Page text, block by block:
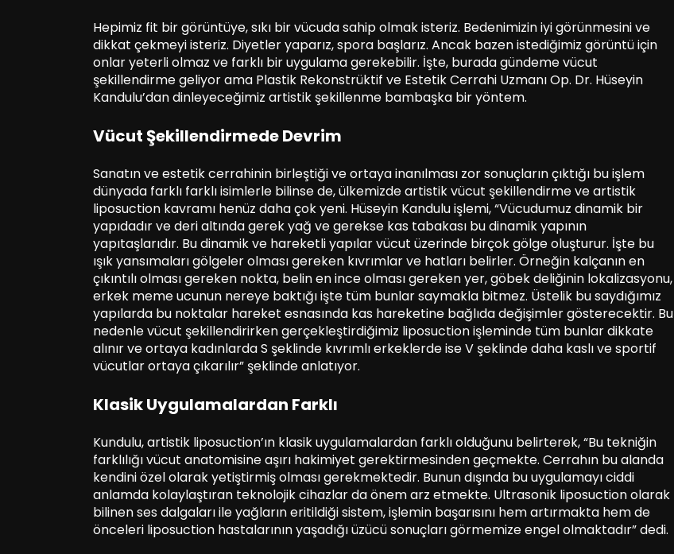
Hepimiz fit bir görüntüye, sıkı bir vücuda sahip olmak isteriz. Bedenimizin iyi görünmesini ve
dikkat çekmeyi isteriz. Diyetler yaparız, spora başlarız. Ancak bazen istediğimiz görüntü için
onlar yeterli olmaz ve farklı bir uygulama gerekebilir. İşte, burada gündeme vücut
şekillendirme geliyor ama Plastik Rekonstrüktif ve Estetik Cerrahi Uzmanı Op. Dr. Hüseyin
Kandulu’dan dinleyeceğimiz artistik şekillenme bambaşka bir yöntem.
Vücut Şekillendirmede Devrim
Sanatın ve estetik cerrahinin birleştiği ve ortaya inanılması zor sonuçların çıktığı bu işlem
dünyada farklı farklı isimlerle bilinse de, ülkemizde artistik vücut şekillendirme ve artistik
liposuction kavramı henüz daha çok yeni. Hüseyin Kandulu işlemi, “Vücudumuz dinamik bir
yapıdadır ve deri altında gerek yağ ve gerekse kas tabakası bu dinamik yapının
yapıtaşlarıdır. Bu dinamik ve hareketli yapılar vücut üzerinde birçok gölge oluşturur. İşte bu
ışık yansımaları gölgeler olması gereken kıvrımlar ve hatları belirler. Örneğin kalçanın en
çıkıntılı olması gereken nokta, belin en ince olması gereken yer, göbek deliğinin lokalizasyonu,
erkek meme ucunun nereye baktığı işte tüm bunlar saymakla bitmez. Üstelik bu saydığımız
yapılarda bu noktalar hareket esnasında kas hareketine bağlıda değişimler gösterecektir. Bu
nedenle vücut şekillendirirken gerçekleştirdiğimiz liposuction işleminde tüm bunlar dikkate
alınır ve ortaya kadınlarda S şeklinde kıvrımlı erkeklerde ise V şeklinde daha kaslı ve sportif
vücutlar ortaya çıkarılır” şeklinde anlatıyor.
Klasik Uygulamalardan Farklı
Kundulu, artistik liposuction’ın klasik uygulamalardan farklı olduğunu belirterek, “Bu tekniğin
farklılığı vücut anatomisine aşırı hakimiyet gerektirmesinden geçmekte. Cerrahın bu alanda
kendini özel olarak yetiştirmiş olması gerekmektedir. Bunun dışında bu uygulamayı ciddi
anlamda kolaylaştıran teknolojik cihazlar da önem arz etmekte. Ultrasonik liposuction olarak
bilinen ses dalgaları ile yağların eritildiği sistem, işlemin başarısını hem artırmakta hem de
önceleri liposuction hastalarının yaşadığı üzücü sonuçları görmemize engel olmaktadır” dedi.